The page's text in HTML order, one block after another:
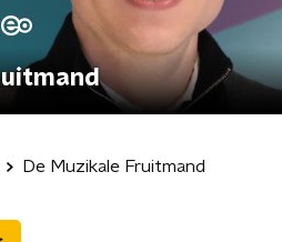
De Muzikale Fruitmand